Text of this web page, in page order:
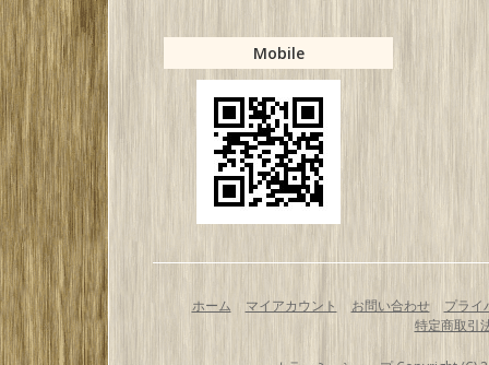
Mobile
ホーム マイアカウント お問い合わせ
プライ
特定商取引